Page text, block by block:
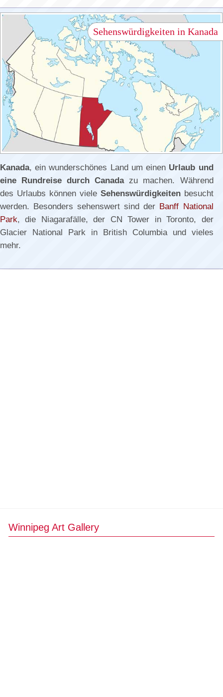
Kanada, ein wunderschönes Land um einen Urlaub und
eine Rundreise durch Canadazu machen. Während
des Urlaubs können viele Sehenswürdigkeitenbesucht
werden. Besonders sehenswert sind der Banff National
Park, die Niagarafälle, der CN Tower in Toronto, der
Glacier National Park in British Columbia und vieles
mehr.
Sehenswürdigkeiten in Kanada
Winnipeg Art Gallery